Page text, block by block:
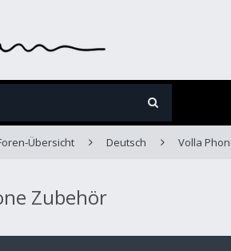
Übersicht Deutsch Volla
Zubehör